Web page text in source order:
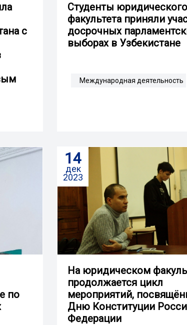
с
Студенты юридического
факультета приняли
досрочных
выборах в Узбекистане
Международная деятельность
по
14
дек
2023
На юридическом
продолжается цикл
мероприятий,
Дню Конституции
Федерации